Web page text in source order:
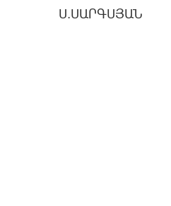
Ս.ՍԱՐԳՍՅԱՆ